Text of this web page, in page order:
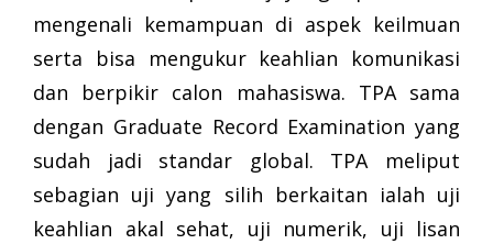
mengenali kemampuan di aspek keilmuan
serta bisa mengukur keahlian komunikasi
dan berpikir calon mahasiswa. TPA sama
dengan Graduate Record Examination yang
sudah jadi standar global. TPA meliput
sebagian uji yang silih berkaitan ialah uji
keahlian akal sehat, uji numerik, uji lisan